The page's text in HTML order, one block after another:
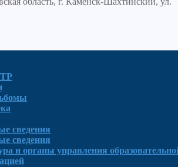
сведения
сведения
и органы управления